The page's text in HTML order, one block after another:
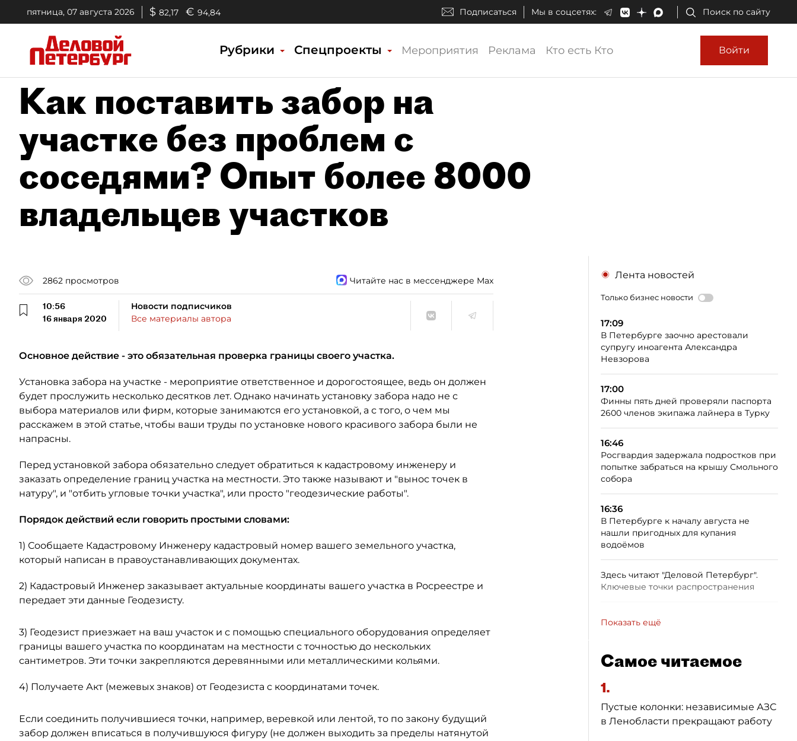
пятница, 07 августа 2026 $ 82,17 € 94,84 Подписаться Мы в соцсетях: Поиск по сайту
Рубрики Спецпроекты Мероприятия Реклама Кто есть Кто Войти
Как поставить забор на
участке без проблем с
соседями? Опыт более 8000
владельцев участков
2862 просмотров Читайте нас в мессенджере Max
10:56
16 января 2020
Новости подписчиков
Все материалы автора
Основное действие - это обязательная проверка границы своего участка.
Установка забора на участке - мероприятие ответственное и дорогостоящее, ведь он должен
будет прослужить несколько десятков лет. Однако начинать установку забора надо не с
выбора материалов или фирм, которые занимаются его установкой, а с того, о чем мы
расскажем в этой статье, чтобы ваши труды по установке нового красивого забора были не
напрасны.
Перед установкой забора обязательно следует обратиться к кадастровому инженеру и
заказать определение границ участка на местности. Это также называют и "вынос точек в
натуру", и "отбить угловые точки участка", или просто "геодезические работы".
Порядок действий если говорить простыми словами:
1) Сообщаете Кадастровому Инженеру кадастровый номер вашего земельного участка,
который написан в правоустанавливающих документах.
2) Кадастровый Инженер заказывает актуальные координаты вашего участка в Росреестре и
передает эти данные Геодезисту.
3) Геодезист приезжает на ваш участок и с помощью специального оборудования определяет
границы вашего участка по координатам на местности с точностью до нескольких
сантиметров. Эти точки закрепляются деревянными или металлическими кольями.
4) Получаете Акт (межевых знаков) от Геодезиста с координатами точек.
Если соединить получившиеся точки, например, веревкой или лентой, то по закону будущий
забор должен вписаться в получившуюся фигуру (не должен выходить за пределы натянутой
Лента новостей
Только бизнес новости
17:09
В Петербурге заочно арестовали
супругу иноагента Александра
Невзорова
17:00
Финны пять дней проверяли паспорта
2600 членов экипажа лайнера в Турку
16:46
Росгвардия задержала подростков при
попытке забраться на крышу Смольного
собора
16:36
В Петербурге к началу августа не
нашли пригодных для купания
водоёмов
Здесь читают "Деловой Петербург".
Ключевые точки распространения
Показать ещё
Самое читаемое
1.
Пустые колонки: независимые АЗС
в Ленобласти прекращают работу